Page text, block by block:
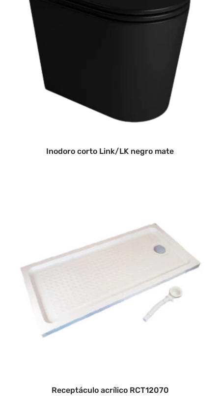
Inodoro corto Link/LK negro mate
Receptáculo acrílico RCT12070